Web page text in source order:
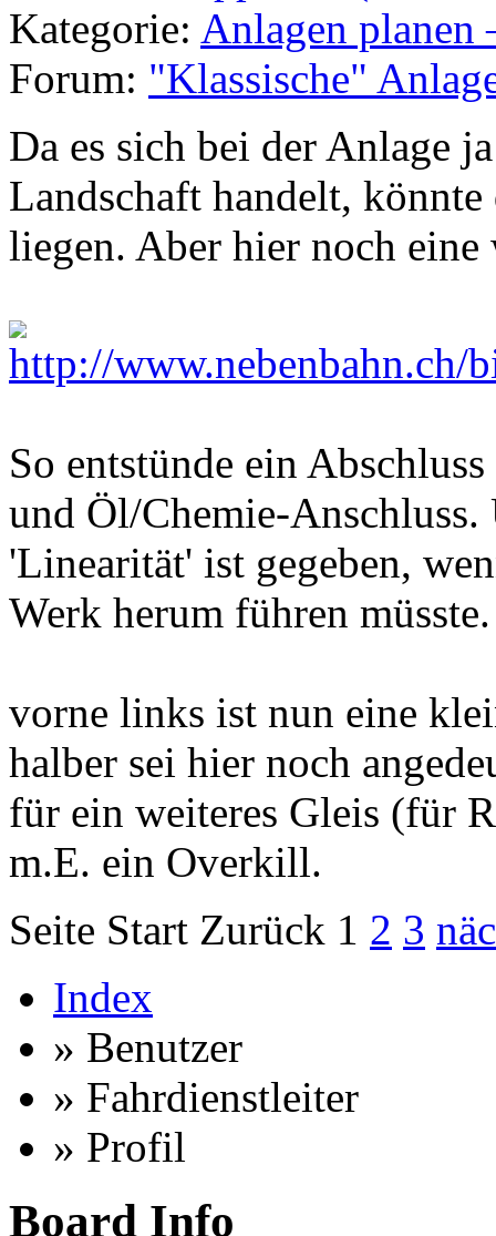
Kategorie: Anlagen planen
Forum: "Klassische"
Da es sich bei der Anlage
Landschaft handelt,
liegen. Aber hier noch
So entstünde ein
und Öl/Chemie-
'Linearität' ist gegeben,
Werk herum führen müsste.
vorne links ist nun eine
halber sei hier noch
für ein weiteres Gleis (für
m.E. ein Overkill.
Seite Start Zurück 1 2 3
Index
» Benutzer
» Fahrdienstleiter
» Profil
Board Info